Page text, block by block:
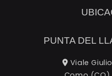
PUNTA DEL
Viale